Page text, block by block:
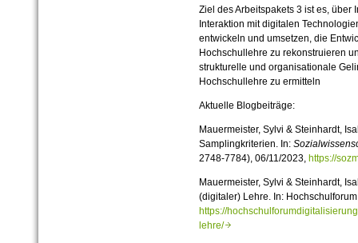
Ziel des Arbeitspakets 3 ist es, über
Interaktion mit digitalen
entwickeln und umsetzen, die
Hochschullehre zu rekonstruieren
strukturelle und organisationale
Hochschullehre zu ermitteln
Aktuelle Blogbeiträge:
Mauermeister, Sylvi & Steinhardt,
Samplingkriterien. In:
2748-7784), 06/11/2023, https://
Mauermeister, Sylvi & Steinhardt,
(digitaler) Lehre. In:
https://
lehre/